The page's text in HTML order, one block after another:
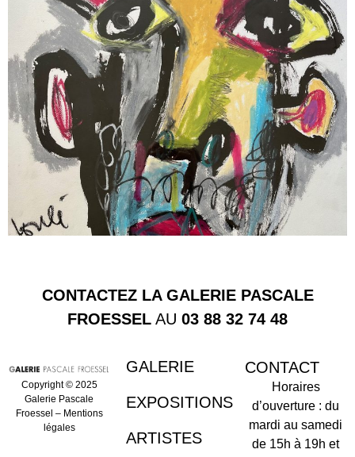
CONTACTEZ LA GALERIE PASCALE
FROESSEL AU 03 88 32 74 48
Copyright © 2025
Galerie Pascale
Froessel – Mentions
légales
GALERIE
EXPOSITIONS
ARTISTES
CONTACT
Horaires
d’ouverture : du
mardi au samedi
de 15h à 19h et